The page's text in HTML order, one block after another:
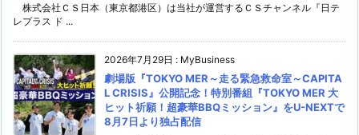
株式会社ＣＳ日本（東京都港区）は当社が運営するＣＳチャンネル『日テ
レプラス ド ...
2026年7月29日 : MyBusiness
劇場版『TOKYO MER～走る緊急救命室～CAPITA
L CRISIS』公開記念！特別番組『TOKYO MER 大
ヒット祈願！超豪華BBQミッション』をU-NEXTで
8月7日より独占配信